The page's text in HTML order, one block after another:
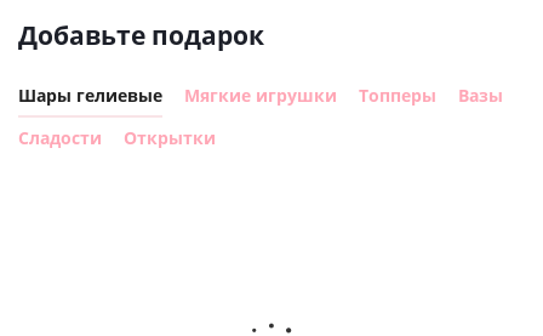
Добавьте подарок
Шары гелиевые Мягкие игрушки Топперы
Вазы
Сладости
Открытки